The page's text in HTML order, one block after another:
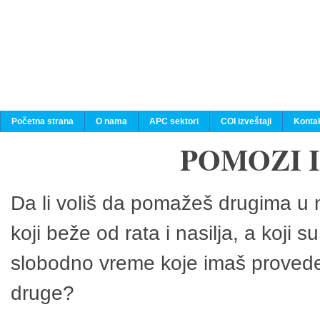
Početna strana O nama APC sektori COI izveštaji
POMOZI
Da li voliš da pomažeš drugima
koji beže od rata i nasilja, a koji
slobodno vreme koje imaš
druge?